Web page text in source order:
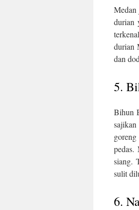
Medan
durian
durian
dan
5.
Bihun
pedas.
siang.
sulit
6.